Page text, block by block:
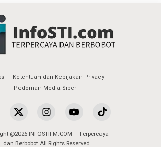
Ketentuan dan Kebijakan Privacy
Pedoman Media Siber
@2026 INFOSTIFM.COM – Terpercaya
dan Berbobot All Rights Reserved